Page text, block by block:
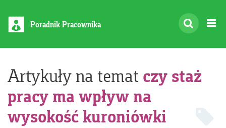
Poradnik Pracownika
Artykuły na temat czy staż
pracy ma wpływ na
wysokość kuroniówki